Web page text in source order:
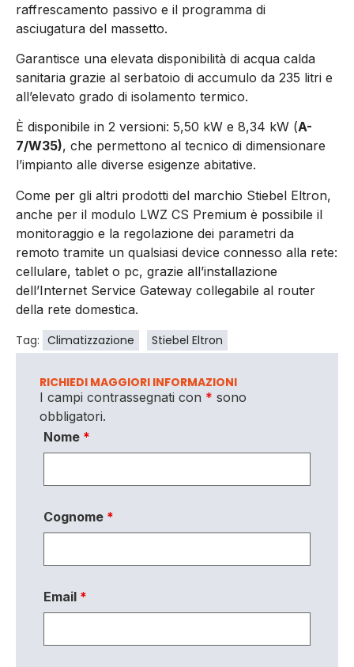
raffrescamento passivo e il programma di
asciugatura del massetto.
Garantisce una elevata disponibilità di acqua calda
sanitaria grazie al serbatoio di accumulo da 235 litri e
all’elevato grado di isolamento termico.
È disponibile in 2 versioni: 5,50 kW e 8,34 kW (A-
7/W35), che permettono al tecnico di dimensionare
l’impianto alle diverse esigenze abitative.
Come per gli altri prodotti del marchio Stiebel Eltron,
anche per il modulo LWZ CS Premium è possibile il
monitoraggio e la regolazione dei parametri da
remoto tramite un qualsiasi device connesso alla rete:
cellulare, tablet o pc, grazie all’installazione
dell’Internet Service Gateway collegabile al router
della rete domestica.
Tag: Climatizzazione Stiebel Eltron
RICHIEDI MAGGIORI INFORMAZIONI
I campi contrassegnati con * sono
obbligatori.
Nome *
Cognome *
Email *